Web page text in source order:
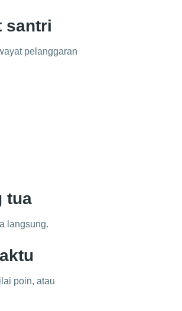
santri
pelanggaran
tua
langsung.
poin, atau